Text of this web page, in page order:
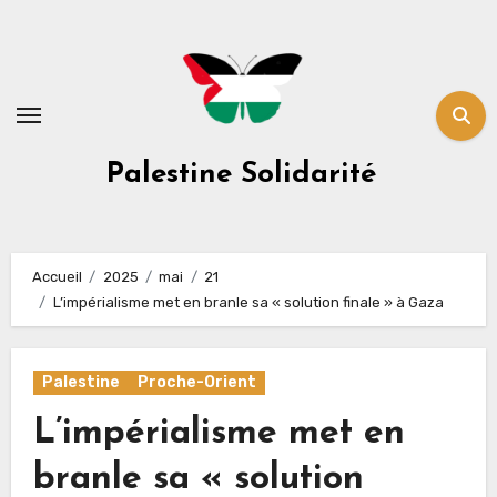
Palestine Solidarité
Accueil 2025 mai
21
L’impérialisme met en branle sa « solution finale » à Gaza
Palestine Proche-Orient
L’impérialisme met en
branle sa « solution